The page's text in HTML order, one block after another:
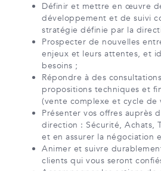
Définir et mettre en œuvre
développement et de suivi
stratégie définie par la
Prospecter de nouvelles
enjeux et leurs attentes, et
besoins ;
Répondre à des
propositions techniques et
(vente complexe et cycle de
Présenter vos offres auprès
direction : Sécurité, Achats,
et en assurer la négociation
Animer et suivre
clients qui vous seront